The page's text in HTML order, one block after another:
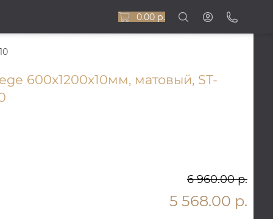
0.00 р.
600x1200x10мм, матовый, ST-
6 960.00 р.
5 568.00 р.